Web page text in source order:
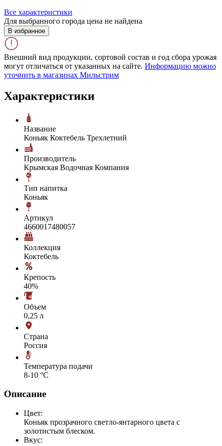
Все характеристики
Для выбранного города цена не найдена
В избранное
Внешний вид продукции, сортовой состав и год сбора урожая
могут отличаться от указанных на сайте. Информацию можно
уточнить в магазинах Мильстрим
Характеристики
Название
Коньяк Коктебель Трехлетний
Производитель
Крымская Водочная Компания
Тип напитка
Коньяк
Артикул
4660017480057
Коллекция
Коктебель
Крепость
40%
Объем
0,25 л
Страна
Россия
Температура подачи
8-10 °С
Описание
Цвет:
Коньяк прозрачного светло-янтарного цвета с
золотистым блеском.
Вкус: